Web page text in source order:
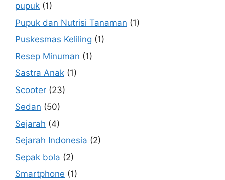
pupuk (1)
Pupuk dan Nutrisi Tanaman (1)
Puskesmas Keliling (1)
Resep Minuman (1)
Sastra Anak (1)
Scooter (23)
Sedan (50)
Sejarah (4)
Sejarah Indonesia (2)
Sepak bola (2)
Smartphone (1)